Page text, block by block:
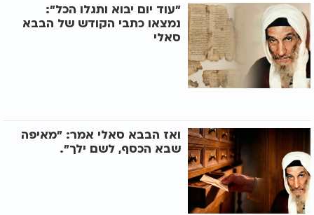
"עוד יום יבוא ותגלו הכל":
נמצאו כתבי הקודש של הבבא
סאלי
ואז הבבא סאלי אמר: "מאיפה
שבא הכסף, לשם ילך".